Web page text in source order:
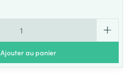
Ajouter au panier